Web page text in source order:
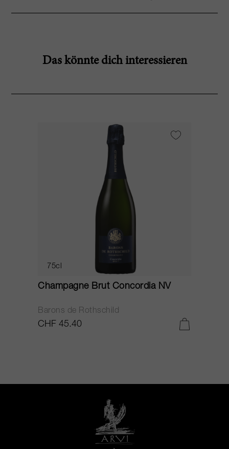
Das könnte dich interessieren
75cl
Champagne Brut Concordia NV
Barons de Rothschild
CHF 45.40